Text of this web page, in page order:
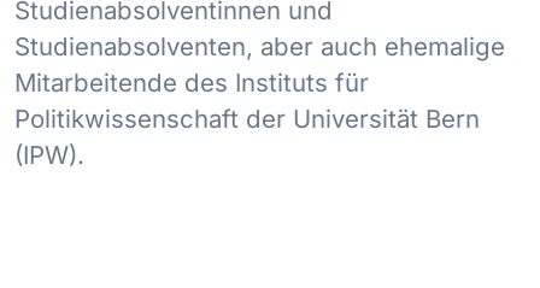
Studienabsolventinnen und
Studienabsolventen, aber auch ehemalige
Mitarbeitende des Instituts für
Politikwissenschaft der Universität Bern
(IPW).